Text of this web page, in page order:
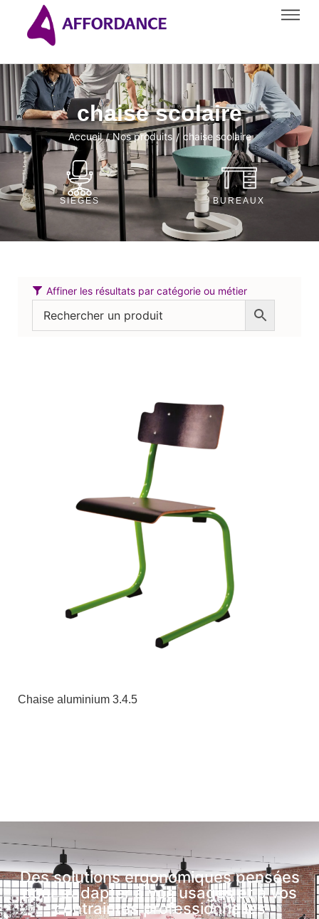
chaise scolaire
Accueil / Nos produits / chaise scolaire
SIÈGES BUREAUX
Affiner les résultats par catégorie ou métier
Chaise aluminium 3.4.5
Des solutions ergonomiques pensées
pour s’adapter à vos usages et à vos
contraintes professionnelles